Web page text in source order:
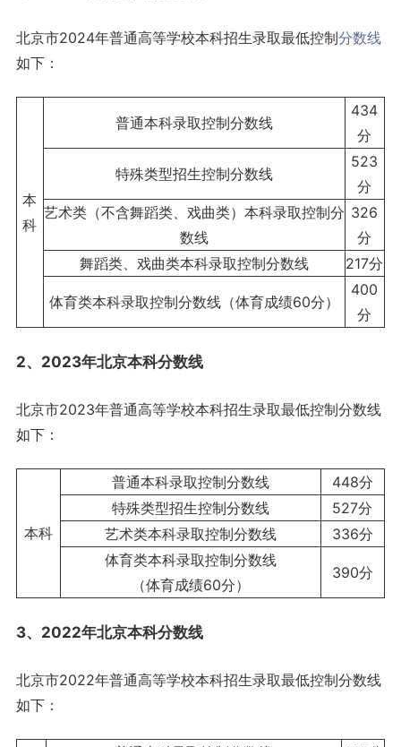
北京市2024年普通高等学校本科招生录取最低控制分数线
如下：
本
科
普通本科录取控制分数线
434
分
特殊类型招生控制分数线
523
分
艺术类（不含舞蹈类、戏曲类）本科录取控制分
数线
326
分
舞蹈类、戏曲类本科录取控制分数线
217分
体育类本科录取控制分数线（体育成绩60分）
400
分
2、2023年北京本科分数线
北京市2023年普通高等学校本科招生录取最低控制分数线
如下：
本科
普通本科录取控制分数线
448分
特殊类型招生控制分数线
527分
艺术类本科录取控制分数线
336分
体育类本科录取控制分数线
（体育成绩60分）
390分
3、2022年北京本科分数线
北京市2022年普通高等学校本科招生录取最低控制分数线
如下：